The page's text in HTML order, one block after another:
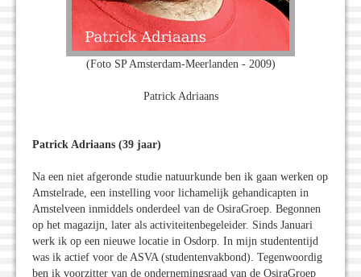
(Foto SP Amsterdam-Meerlanden - 2009)
Patrick Adriaans
Patrick Adriaans (39 jaar)
Na een niet afgeronde studie natuurkunde ben ik gaan werken op
Amstelrade, een instelling voor lichamelijk gehandicapten in
Amstelveen inmiddels onderdeel van de OsiraGroep. Begonnen
op het magazijn, later als activiteitenbegeleider. Sinds Januari
werk ik op een nieuwe locatie in Osdorp. In mijn studententijd
was ik actief voor de ASVA (studentenvakbond). Tegenwoordig
ben ik voorzitter van de ondernemingsraad van de OsiraGroep